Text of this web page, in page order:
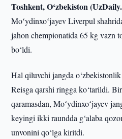
Toshkent, O‘zbekiston
Moʻydinxoʻjayev Liverpul
jahon chempionatida 65 kg vazn
bo‘ldi.
Hal qiluvchi jangda
Reisga qarshi ringga ko‘tarildi.
qaramasdan, Moʻydinxoʻjayev
keyingi ikki raundda g‘alaba
unvonini qo‘lga kiritdi.